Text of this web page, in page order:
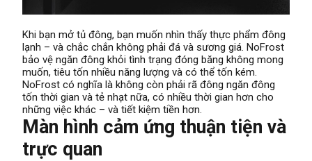
Khi bạn mở tủ đông, bạn muốn nhìn thấy thực phẩm đông
lạnh – và chắc chắn không phải đá và sương giá. NoFrost
bảo vệ ngăn đông khỏi tình trạng đóng băng không mong
muốn, tiêu tốn nhiều năng lượng và có thể tốn kém.
NoFrost có nghĩa là không còn phải rã đông ngăn đông
tốn thời gian và tẻ nhạt nữa, có nhiều thời gian hơn cho
những việc khác – và tiết kiệm tiền hơn.
Màn hình cảm ứng thuận tiện và
trực quan